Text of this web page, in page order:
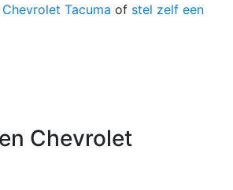
Chevrolet Tacuma of stel zelf een
Chevrolet